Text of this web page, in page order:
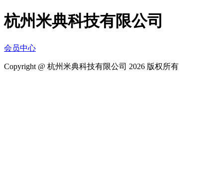
杭州米典科技有限公司
会员中心
Copyright @ 杭州米典科技有限公司 2026 版权所有